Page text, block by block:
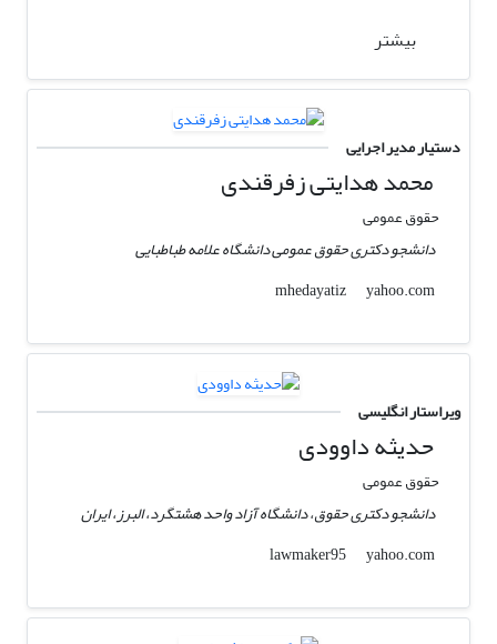
بیشتر
دستیار مدیر اجرایی
محمد هدایتی زفرقندی
حقوق عمومی
دانشجو دکتری حقوق عمومی دانشگاه علامه طباطبایی
mhedayatiz
yahoo.com
ویراستار انگلیسی
حدیثه داوودی
حقوق عمومی
دانشجو دکتری حقوق، دانشگاه آزاد واحد هشتگرد، البرز، ایران
lawmaker95
yahoo.com